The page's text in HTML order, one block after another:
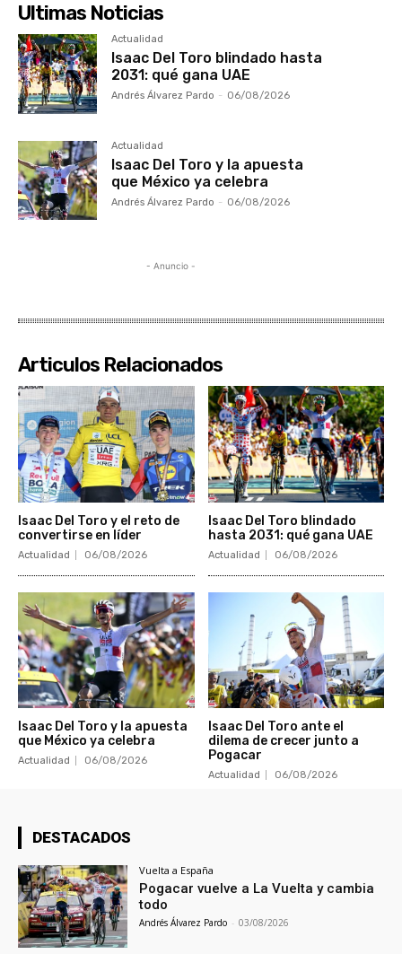
Ultimas Noticias
Actualidad
Isaac Del Toro blindado hasta
2031: qué gana UAE
Andrés Álvarez Pardo - 06/08/2026
Actualidad
Isaac Del Toro y la apuesta
que México ya celebra
Andrés Álvarez Pardo - 06/08/2026
- Anuncio -
Articulos Relacionados
Isaac Del Toro y el reto de
convertirse en líder
Actualidad 06/08/2026
Isaac Del Toro blindado
hasta 2031: qué gana UAE
Actualidad 06/08/2026
Isaac Del Toro y la apuesta
que México ya celebra
Actualidad 06/08/2026
Isaac Del Toro ante el
dilema de crecer junto a
Pogacar
Actualidad 06/08/2026
DESTACADOS
Vuelta a España
Pogacar vuelve a La Vuelta y cambia
todo
Andrés Álvarez Pardo - 03/08/2026